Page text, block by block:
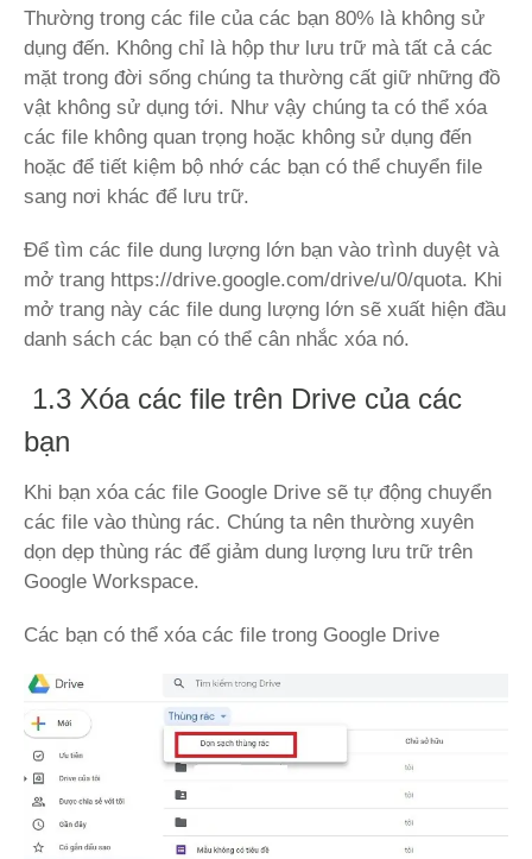
Thường trong các file của các bạn 80% là không sử
dụng đến. Không chỉ là hộp thư lưu trữ mà tất cả các
mặt trong đời sống chúng ta thường cất giữ những đồ
vật không sử dụng tới. Như vậy chúng ta có thể xóa
các file không quan trọng hoặc không sử dụng đến
hoặc để tiết kiệm bộ nhớ các bạn có thể chuyển file
sang nơi khác để lưu trữ.
Để tìm các file dung lượng lớn bạn vào trình duyệt và
mở trang https://drive.google.com/drive/u/0/quota. Khi
mở trang này các file dung lượng lớn sẽ xuất hiện đầu
danh sách các bạn có thể cân nhắc xóa nó.
1.3 Xóa các file trên Drive của các
bạn
Khi bạn xóa các file Google Drive sẽ tự động chuyển
các file vào thùng rác. Chúng ta nên thường xuyên
dọn dẹp thùng rác để giảm dung lượng lưu trữ trên
Google Workspace.
Các bạn có thể xóa các file trong Google Drive